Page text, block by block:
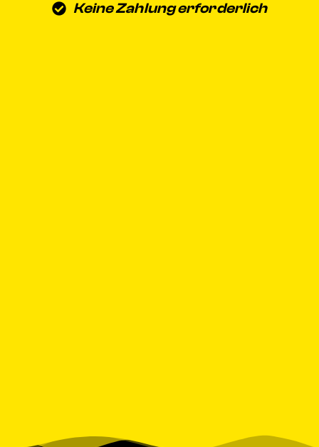
Keine Zahlung erforderlich